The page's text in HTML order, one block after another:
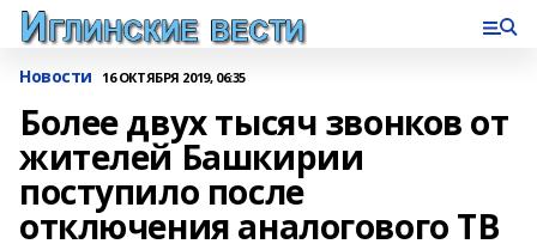
Новости 16 ОКТЯБРЯ 2019, 06:35
Более двух тысяч звонков от
жителей Башкирии
поступило после
отключения аналогового ТВ